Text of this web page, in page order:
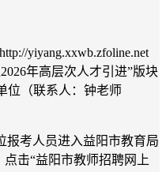
yiyang.xxwb.zfoline.net
年高层次人才引进”版块
位（联系人：钟老师
报考人员进入益阳市教育局
点击“益阳市教师招聘网上